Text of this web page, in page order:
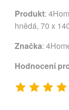
Produkt:
hnědá, 70 x
Značka:
Hodnocení